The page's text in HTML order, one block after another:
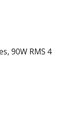
90W RMS 4